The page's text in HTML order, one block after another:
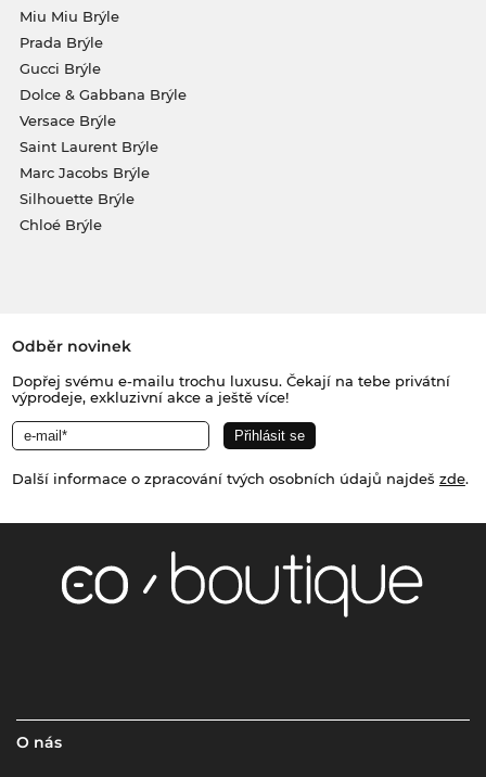
Miu Miu Brýle
Prada Brýle
Gucci Brýle
Dolce & Gabbana Brýle
Versace Brýle
Saint Laurent Brýle
Marc Jacobs Brýle
Silhouette Brýle
Chloé Brýle
Odběr novinek
Dopřej svému e-mailu trochu luxusu. Čekají na tebe privátní
výprodeje, exkluzivní akce a ještě více!
Další informace o zpracování tvých osobních údajů najdeš zde.
O nás